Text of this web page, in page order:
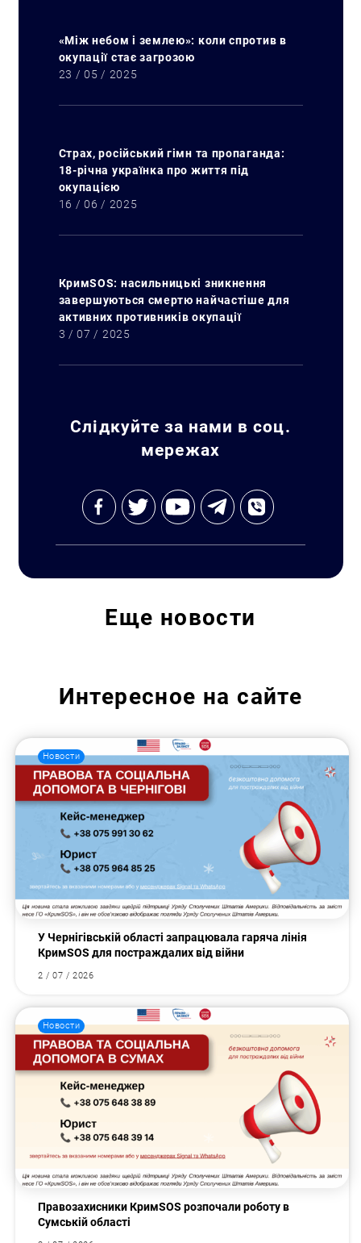
Искать:
«Між небом і землею»: коли спротив в
окупації стає загрозою
23 / 05 / 2025
Страх, російський гімн та пропаганда:
18-річна українка про життя під
окупацією
16 / 06 / 2025
КримSOS: насильницькі зникнення
завершуються смертю найчастіше для
активних противників окупації
3 / 07 / 2025
Слідкуйте за нами в соц.
мережах
Еще новости
Интересное на сайте
Новости
У Чернігівській області запрацювала гаряча лінія
КримSOS для постраждалих від війни
2 / 07 / 2026
Новости
Правозахисники КримSOS розпочали роботу в
Сумській області